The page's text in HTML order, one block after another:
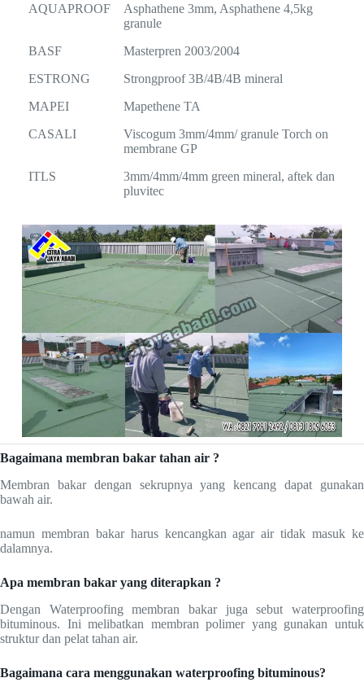
AQUAPROOF
Asphathene 3mm, Asphathene 4,5kg
granule
BASF
Masterpren 2003/2004
ESTRONG
Strongproof 3B/4B/4B mineral
MAPEI
Mapethene TA
CASALI
Viscogum 3mm/4mm/ granule Torch on
membrane GP
ITLS
3mm/4mm/4mm green mineral, aftek dan
pluvitec
Bagaimana membran bakar tahan air ?
Membran bakar dengan sekrupnya yang kencang dapat gunakan
bawah air.
namun membran bakar harus kencangkan agar air tidak masuk ke
dalamnya.
Apa membran bakar yang diterapkan ?
Dengan Waterproofing membran bakar juga sebut waterproofing
bituminous. Ini melibatkan membran polimer yang gunakan untuk
struktur dan pelat tahan air.
Bagaimana cara menggunakan waterproofing bituminous?